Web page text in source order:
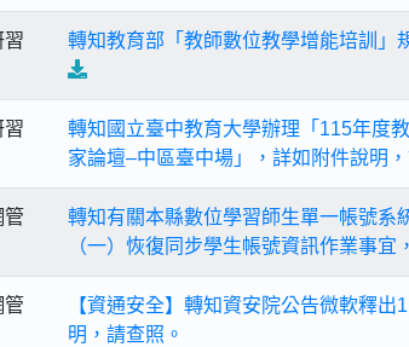
習 轉知教育部「教師數位教學增能培訓」
習
轉知國立臺中教育大學辦理「115年度
家論壇–中區臺中場」，詳如附件說明，
管
轉知有關本縣數位學習師生單一帳號系
（一）恢復同步學生帳號資訊作業事宜
管
【資通安全】轉知資安院公告微軟釋
明，請查照。